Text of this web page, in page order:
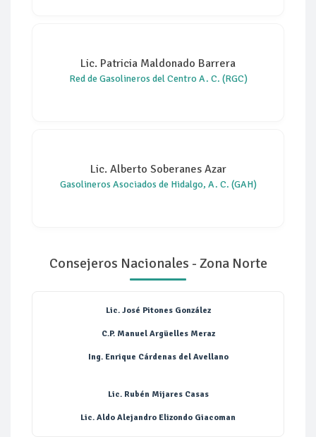
Lic. Patricia Maldonado Barrera
Red de Gasolineros del Centro A. C. (RGC)
Lic. Alberto Soberanes Azar
Gasolineros Asociados de Hidalgo, A. C. (GAH)
Consejeros Nacionales - Zona Norte
Lic. José Pitones González
C.P. Manuel Argüelles Meraz
Ing. Enrique Cárdenas del Avellano
Lic. Rubén Mijares Casas
Lic. Aldo Alejandro Elizondo Giacoman